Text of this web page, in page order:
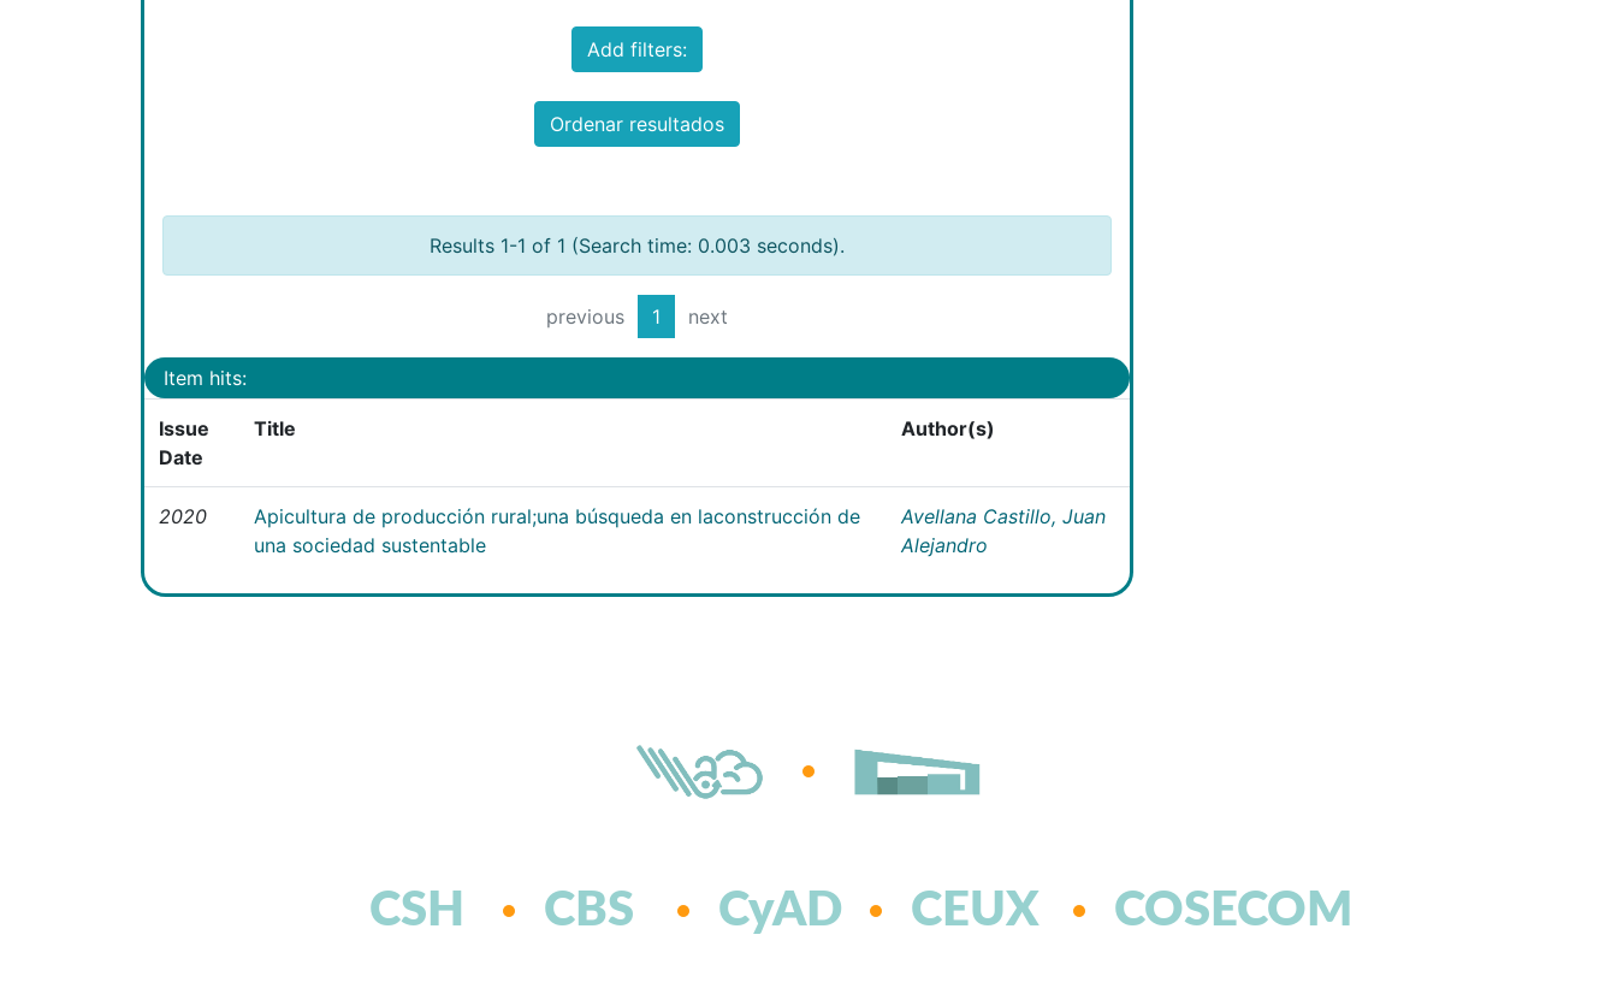
Add filters:
Ordenar resultados
Results 1-1 of 1 (Search time: 0.003 seconds).
previous 1 next
Item hits:
Issue
Date
Title Author(s)
2020
Apicultura de producción rural;una búsqueda en laconstrucción de
una sociedad sustentable
Avellana Castillo, Juan
Alejandro
CSH CBS CyAD CEUX COSECOM